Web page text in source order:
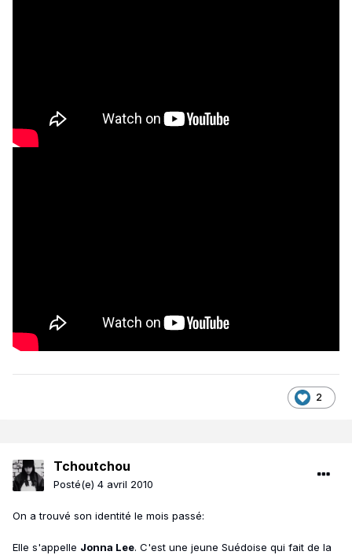
2
Tchoutchou
Posté(e) 4 avril 2010
On a trouvé son identité le mois passé:
Elle s'appelle Jonna Lee. C'est une jeune Suédoise qui fait de la